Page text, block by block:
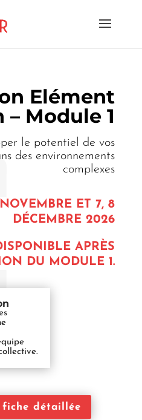
Elément
Module 1
le potentiel de vos
des environnements
complexes
ET 7, 8
DÉCEMBRE 2026
APRÈS
DU MODULE 1.
détaillée